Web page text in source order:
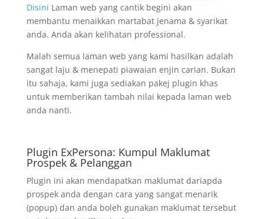
Disini Laman web yang cantik begini akan
membantu menaikkan martabat jenama & syarikat
anda. Anda akan kelihatan professional.
Malah semua laman web yang kami hasilkan adalah
sangat laju & menepati piawaian enjin carian. Bukan
itu sahaja, kami juga sediakan pakej plugin khas
untuk memberikan tambah nilai kepada laman web
anda nanti.
Plugin ExPersona: Kumpul Maklumat
Prospek & Pelanggan
Plugin ini akan mendapatkan maklumat dariapda
prospek anda dengan cara yang sangat menarik
(popup) dan anda boleh gunakan maklumat tersebut